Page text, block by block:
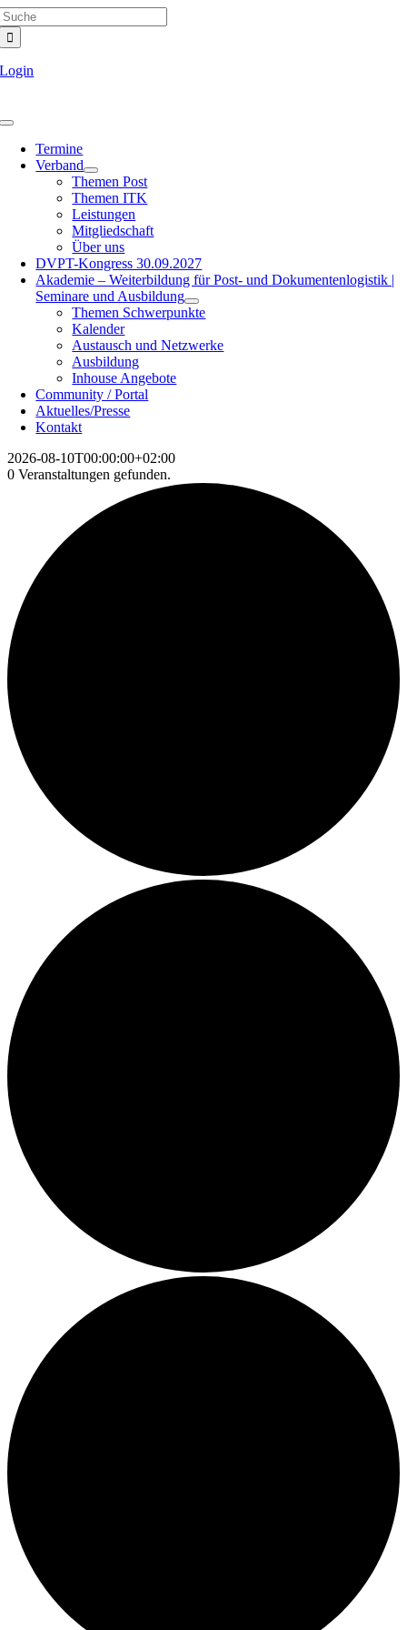
Skip
to
content
Login
Toggle
NavigationTermine
Verband
Themen Post
Themen ITK
Leistungen
Mitgliedschaft
Über uns
DVPT-Kongress 30.09.2027
Akademie – Weiterbildung für Post- und Dokumentenlogistik |
Seminare und Ausbildung
Themen Schwerpunkte
Kalender
Austausch und Netzwerke
Ausbildung
Inhouse Angebote
Community / Portal
Aktuelles/Presse
Kontakt
2026-08-10T00:00:00+02:00
0 Veranstaltungen gefunden.